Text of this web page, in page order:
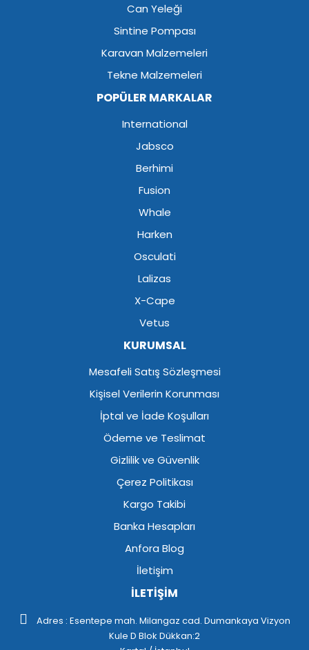
Can Yeleği
Sintine Pompası
Karavan Malzemeleri
Tekne Malzemeleri
POPÜLER MARKALAR
International
Jabsco
Berhimi
Fusion
Whale
Harken
Osculati
Lalizas
X-Cape
Vetus
KURUMSAL
Mesafeli Satış Sözleşmesi
Kişisel Verilerin Korunması
İptal ve İade Koşulları
Ödeme ve Teslimat
Gizlilik ve Güvenlik
Çerez Politikası
Kargo Takibi
Banka Hesapları
Anfora Blog
İletişim
İLETİŞİM
Adres : Esentepe mah. Milangaz cad. Dumankaya Vizyon
Kule D Blok Dükkan:2